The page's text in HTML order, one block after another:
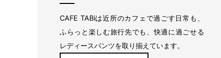
レーヨン特有のなめらかさとのほど良い光沢感で、シンプルなシ
ルエットながらもカジュアル過ぎず、コーデがキレイめな印象
に。 落ち着いたトーンのカラーバリエーションは、深みがあり肌
CAFE TABiは近所のカフェで過ごす日常も、
ふらっと楽しむ旅行先でも、快適に過ごせる
レディースパンツを取り揃えています。